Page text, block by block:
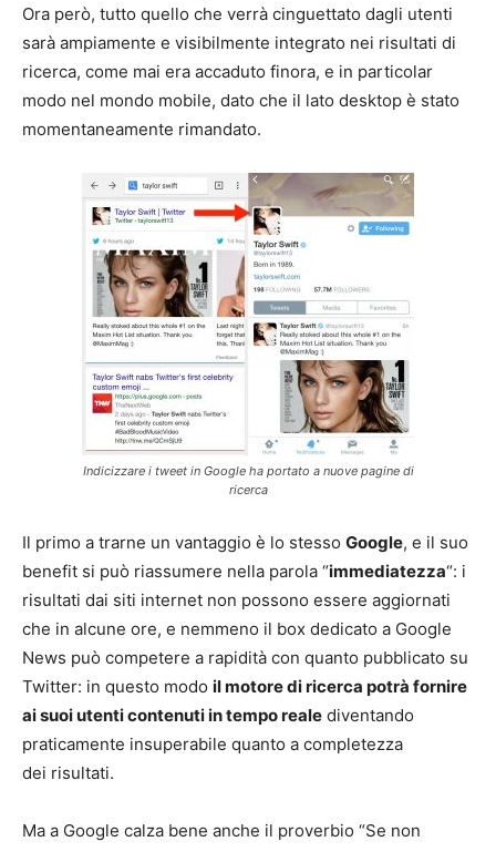
Ora però, tutto quello che verrà cinguettato dagli utenti
sarà ampiamente e visibilmente integrato nei risultati di
ricerca, come mai era accaduto finora, e in particolar
modo nel mondo mobile, dato che il lato desktop è stato
momentaneamente rimandato.
Indicizzare i tweet in Google ha portato a nuove pagine di
ricerca
Il primo a trarne un vantaggio è lo stesso Google, e il suo
benefit si può riassumere nella parola “immediatezza“: i
risultati dai siti internet non possono essere aggiornati
che in alcune ore, e nemmeno il box dedicato a Google
News può competere a rapidità con quanto pubblicato su
Twitter: in questo modo il motore di ricerca potrà fornire
ai suoi utenti contenuti in tempo reale diventando
praticamente insuperabile quanto a completezza
dei risultati.
Ma a Google calza bene anche il proverbio “Se non